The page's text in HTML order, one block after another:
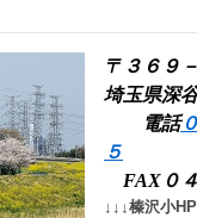
〒３６９
埼玉県深
電話
５
FAX０４
↓↓↓榛沢小